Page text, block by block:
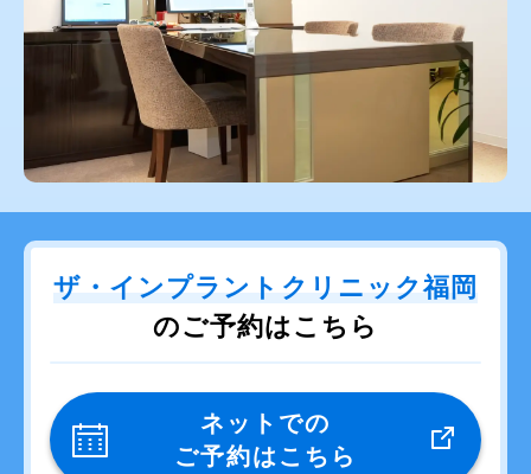
ザ・インプラントクリニック福岡
のご予約はこちら
ネットでの
ご予約はこちら